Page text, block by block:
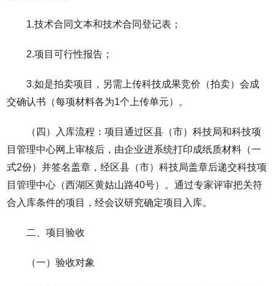
1.技术合同文本和技术合同登记表；
2.项目可行性报告；
3.如是拍卖项目，另需上传科技成果竞价（拍卖）会成
交确认书（每项材料各为1个上传单元）。
（四）入库流程：项目通过区县（市）科技局和科技项
目管理中心网上审核后，由企业进系统打印成纸质材料（一
式2份）并签名盖章，经区县（市）科技局盖章后递交科技项
目管理中心（西湖区黄姑山路40号）。通过专家评审把关符
合入库条件的项目，经会议研究确定项目入库。
二、项目验收
（一）验收对象